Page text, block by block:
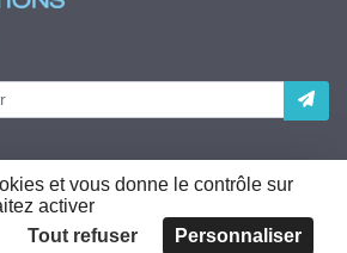
en France par
et vous donne le contrôle sur
activer
Tout refuser Personnaliser